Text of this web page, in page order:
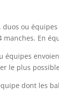
duos ou
manches. En
équipes
le plus
dont les